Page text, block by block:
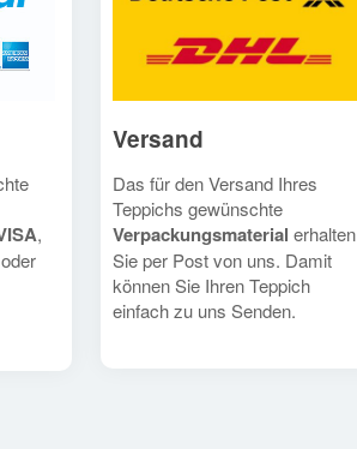
,
oder
Versand
Das für den Versand Ihres
Teppichs gewünschte
Verpackungsmaterial erhalten
Sie per Post von uns. Damit
können Sie Ihren Teppich
einfach zu uns Senden.